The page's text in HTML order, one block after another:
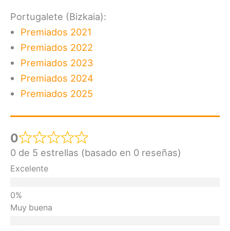
Portugalete (Bizkaia):
Premiados 2021
Premiados 2022
Premiados 2023
Premiados 2024
Premiados 2025
0
0 de 5 estrellas (basado en 0 reseñas)
Excelente
Muy buena